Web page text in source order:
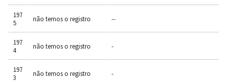
197
5
não temos o registro --
197
4
não temos o registro -
197
3
não temos o registro -